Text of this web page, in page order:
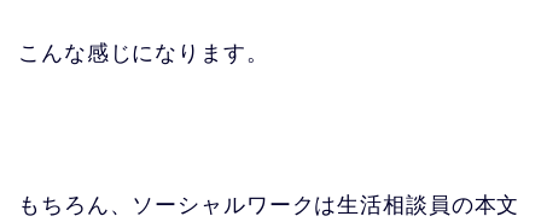
こんな感じになります。
もちろん、ソーシャルワークは生活相談員の本文